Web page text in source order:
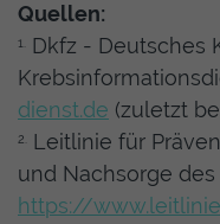
Quellen:
1.
Dkfz - Deutsches
dienst.de (zuletzt
2.
Leitlinie für
und Nachsorge
https://